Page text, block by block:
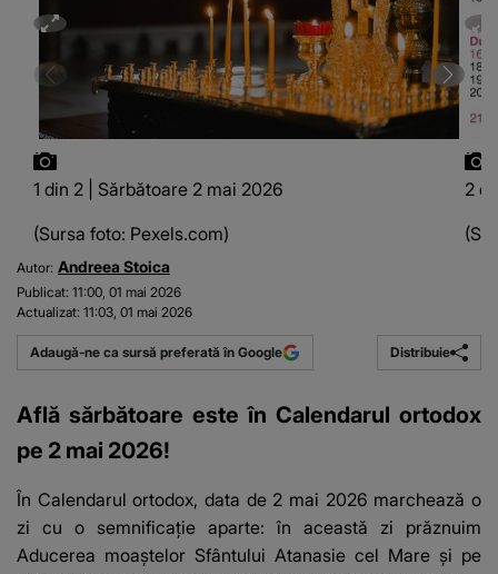
1 din 2 | Sărbătoare 2 mai 2026
(Sursa foto: Pexels.com)
2
Autor: Andreea Stoica
Publicat: 11:00, 01 mai 2026
Actualizat: 11:03, 01 mai 2026
Adaugă-ne ca sursă preferată în Google Distribuie
Află sărbătoare este în Calendarul ortodox
pe 2 mai 2026!
În Calendarul ortodox, data de 2 mai 2026 marchează o
zi cu o semnificație aparte: în această zi prăznuim
Aducerea moaștelor Sfântului Atanasie cel Mare și pe